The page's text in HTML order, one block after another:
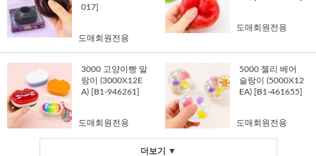
017]
도매회원전용
도매회원전용
3000 고양이빵 말
랑이 (3000X12E
A) [B1-946261]
도매회원전용
5000 젤리 베어
슬랑이 (5000X12
EA) [B1-461655]
도매회원전용
더보기 ▼